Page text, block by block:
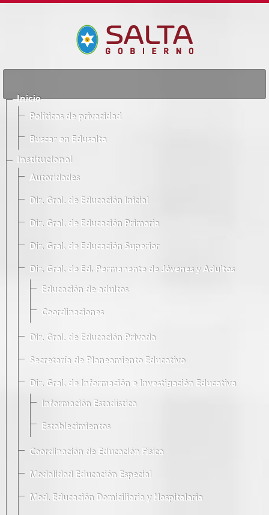
Inicio
Políticas de privacidad
Buscar en Edusalta
Institucional
Autoridades
Dir. Gral. de Educación Inicial
Dir. Gral. de Educación Primaria
Dir. Gral. de Educación Superior
Dir. Gral. de Ed. Permanente de Jóvenes y Adultos
Educación de adultos
Coordinaciones
Dir. Gral. de Educación Privada
Secretaría de Planeamiento Educativo
Dir. Gral. de Información e Investigación Educativa
Información Estadística
Establecimientos
Coordinación de Educación Física
Modalidad Educación Especial
Mod. Educación Domiciliaria y Hospitalaria